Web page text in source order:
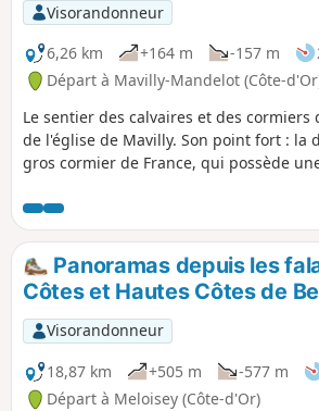
Visorandonneur
6,26 km
+164 m -157 m
Départ à Mavilly-Mandelot (Côte-
Le sentier des calvaires et des
de l'église de Mavilly. Son point fort : la
gros cormier de France, qui possède
Panoramas depuis les
Côtes et Hautes Côtes de
Visorandonneur
18,87 km
+505 m -577 m
Départ à Meloisey (Côte-d'Or)